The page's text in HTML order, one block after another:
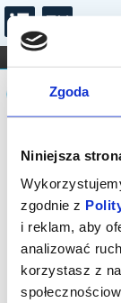
Zgoda
Niniejsza
zgodnie z
i reklam, aby
analizować
korzystasz z
FILHARMONIA
DLA DZIECI
Sprzedaż
sprawdź